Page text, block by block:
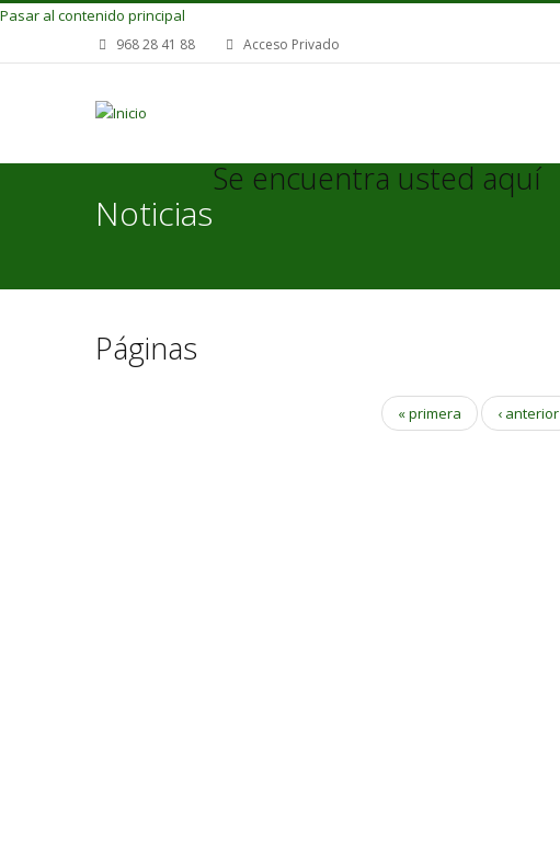
Pasar al contenido principal
968 28 41 88 Acceso Privado
Noticias
Se encuentra usted aquí
Páginas
« primera ‹ anterior